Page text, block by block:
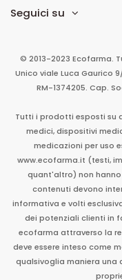
Seguici su
© 2013-2023 Ecofarma.
Unico viale Luca Gaurico 9/
RM-1374205. Cap.
Tutti i prodotti esposti su
medici, dispositivi
medicazioni per uso
www.ecofarma.it (testi,
quant'altro) non
contenuti devono
informativa e volti
dei potenziali clienti in
ecofarma attraverso la
deve essere inteso come
qualsivoglia maniera una